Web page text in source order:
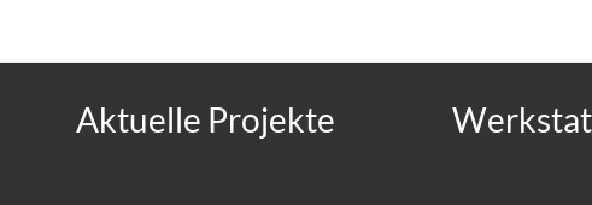
Aktuelle Projekte